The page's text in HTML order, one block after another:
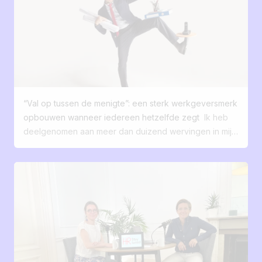
die echt inspeelt op de behoeften van je
teams. En jij, hoeveel functionaliteiten van
je ATS gebruik je nu echt dagelijks? 🤔
zouden veranderen? En wat als uw toekomstige
kandidaten in werkelijkheid uw meest waardevolle
klanten waren? Degenen die uw groei, uw cultuur en
uw vermogen om te innoveren bepalen? Werving is
niet langer slechts een eenvoudig HR-proces, het is
tegenwoordig uitgegroeid tot een digitale ervaring.
een slecht verloop van de procedure. 50% zegt
teleurgesteld te zijn in hun ervaring als kandidaat. De
meeste kandidaten verwachten een vlotte,
transparante en boeiende ervaring. Ze vergelijken jullie
sollicitatieproces met de ervaring die ze hebben met
of het afsluiten van een abonnement op een dienst. Om
dit soort profielen aan te trekken, is het niet meer
genoeg om een vacature te plaatsen en af te wachten.
Je moet een verhaal vertellen, een ervaring creëren
en interesse omzetten in actie. Precies zoals een
“Val op tussen de menigte”: een sterk werkgeversmerk
opbouwen wanneer iedereen hetzelfde zegt Ik heb
deelgenomen aan meer dan duizend wervingen in mijn
eenvoudige vraag stel: Wat is jullie verschil, wat bieden
jullie aan dat anderen niet hebben? … valt er een stilte.
De arbeidsmarkt is veranderd. Talenten hebben keuze.
Ze vergelijken. Ze stellen vragen. Ze googelen. En
geconfronteerd met een lawine van aanbiedingen